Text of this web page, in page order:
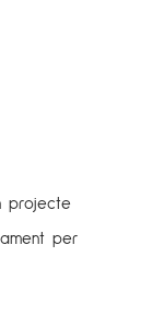
projecte
per